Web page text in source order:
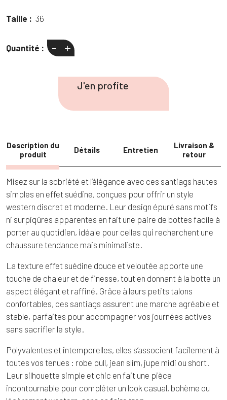
Taille : 36
Quantité :
quantité
- +
J'en profite
Description du
produit
Détails Entretien
Livraison &
retour
Misez sur la sobriété et l’élégance avec ces santiags hautes
simples en effet suédine, conçues pour offrir un style
western discret et moderne. Leur design épuré sans motifs
ni surpiqûres apparentes en fait une paire de bottes facile à
porter au quotidien, idéale pour celles qui recherchent une
chaussure tendance mais minimaliste.
La texture effet suédine douce et veloutée apporte une
touche de chaleur et de finesse, tout en donnant à la botte un
aspect élégant et raffiné. Grâce à leurs petits talons
confortables, ces santiags assurent une marche agréable et
stable, parfaites pour accompagner vos journées actives
sans sacrifier le style.
Polyvalentes et intemporelles, elles s’associent facilement à
toutes vos tenues : robe pull, jean slim, jupe midi ou short.
Leur silhouette simple et chic en fait une pièce
incontournable pour compléter un look casual, bohème ou